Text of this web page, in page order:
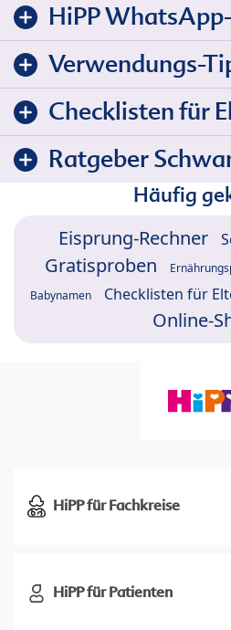
HiPP
Verwendungs-
Checklisten für
Ratgeber
Häufig
Eisprung-Rechner
Gratisproben
Babynamen Checklisten für
Online-
HiPP für Fachkreise
HiPP für Patienten